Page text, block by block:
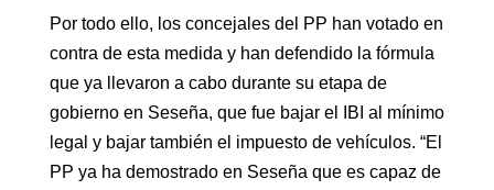
Por todo ello, los concejales del PP han votado en
contra de esta medida y han defendido la fórmula
que ya llevaron a cabo durante su etapa de
gobierno en Seseña, que fue bajar el IBI al mínimo
legal y bajar también el impuesto de vehículos. “El
PP ya ha demostrado en Seseña que es capaz de